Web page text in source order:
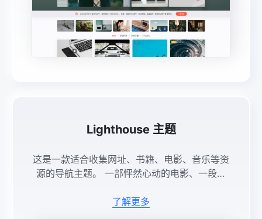
Lighthouse 主题
这是一款适合收集网址、书籍、电影、音乐等资
源的导航主题。 一部怦然心动的电影、一段美
网站，都值得记录下来。 因为那就像是灯塔，
了解更多